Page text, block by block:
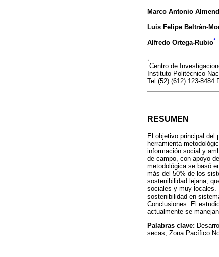
Marco Antonio
Luis Felipe Beltrán-
Alfredo Ortega-Rubio*
*
Centro de
Instituto Politécnico
Tel:(52) (612) 123-8484
RESUMEN
El objetivo principal del
herramienta
información social y
de campo, con apoyo
metodológica se basó
más del 50% de los
sostenibilidad lejana,
sociales y muy locales.
sostenibilidad en
Conclusiones. El
actualmente se
Palabras clave:
secas; Zona Pacífico